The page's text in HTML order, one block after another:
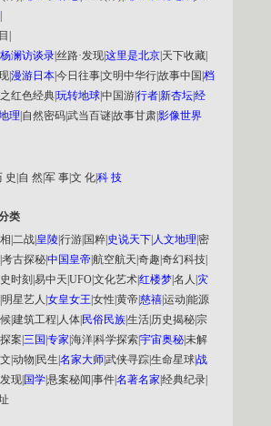
杨澜访谈录丝路·发现这里是北京 天下收藏
漫游日本今日往事文明中华行故事中国 档
红色经典玩转地球中国游行者新杏坛经
理 自然密码武当百谜故事甘肃影像世界
史 自 然军 事文 化科 技
类
二战 皇陵行游 国粹 史说天下 人文地理 密
考古探秘中国皇帝 航空航天 奇趣 奇幻科技
时刻 易中天 UFO文化艺术红楼梦名人 灾
明星艺人 女皇女王 女性 黄帝 慈禧运动 能源
建筑工程 人体 民俗民族生活 历史揭秘宗
案 三国 专家 海洋科学探索宇宙奥秘未解
动物 民生 名家大师武侠寻踪生命星球战
现 国学悬案秘闻 事件名著名家 经典纪录